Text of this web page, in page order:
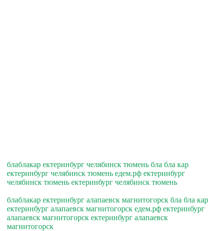
блаблакар ектеринбург челябинск тюмень бла бла кар
ектеринбург челябинск тюмень едем.рф ектеринбург
челябинск тюмень ектеринбург челябинск тюмень
блаблакар ектеринбург алапаевск магнитогорск бла бла кар
ектеринбург алапаевск магнитогорск едем.рф ектеринбург
алапаевск магнитогорск ектеринбург алапаевск
магнитогорск